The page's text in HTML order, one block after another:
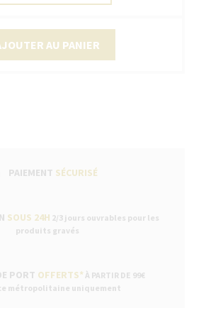
AU PANIER
PAIEMENT SÉCURISÉ
SOUS 24H 2/3 jours ouvrables pour les
produits gravés
PORT OFFERTS* À PARTIR DE 99€
métropolitaine uniquement